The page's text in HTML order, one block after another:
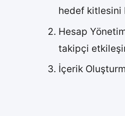
hedef kitlesini
Hesap
takipçi
İçerik